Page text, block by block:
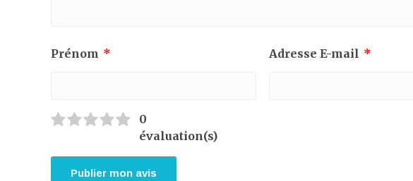
Prénom * Adresse E-mail *
0
évaluation(s)